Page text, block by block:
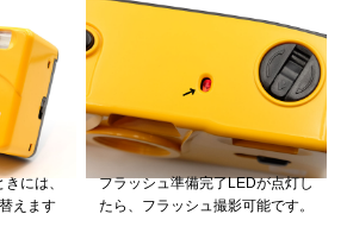
には、
えます
フラッシュ準備完了LEDが点灯し
たら、フラッシュ撮影可能です。